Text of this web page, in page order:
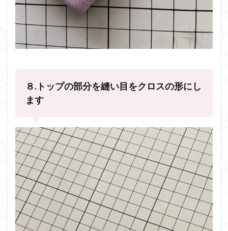
８.トップの部分を縫い目をクロスの形にし
ます